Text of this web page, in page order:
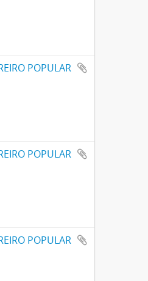
POPULAR
POPULAR
POPULAR